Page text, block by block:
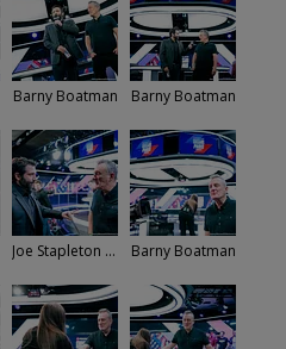
Barny Boatman Barny Boatman
Joe Stapleton - Barny Boatman Barny Boatman